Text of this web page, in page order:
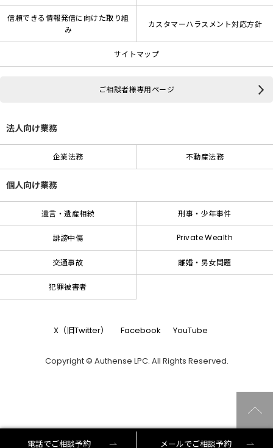
信頼できる情報発信に向けた取り組
み
カスタマーハラスメント対応方針
サイトマップ
ご相談者様専用ページ
法人向け業務
企業法務 不動産法務
個人向け業務
遺言・遺産相続 刑事・少年事件
誹謗中傷 Private Wealth
交通事故 離婚・男女問題
犯罪被害者
X（旧Twitter） Facebook YouTube
Copyright © Authense LPC. All Rights Reserved.
電話でご相談予約 メールでご相談予約